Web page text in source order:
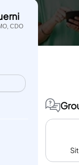
CDO